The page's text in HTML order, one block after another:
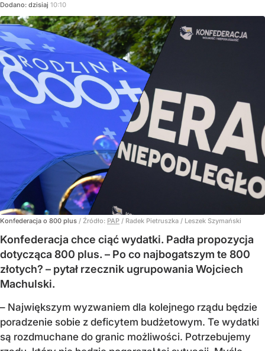
Dodano: dzisiaj 10:10
Konfederacja o 800 plus / Źródło: PAP / Radek Pietruszka / Leszek Szymański
Konfederacja chce ciąć wydatki. Padła propozycja
dotycząca 800 plus. – Po co najbogatszym te 800
złotych? – pytał rzecznik ugrupowania Wojciech
Machulski.
– Największym wyzwaniem dla kolejnego rządu będzie
poradzenie sobie z deficytem budżetowym. Te wydatki
są rozdmuchane do granic możliwości. Potrzebujemy